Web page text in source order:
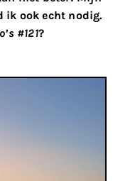
ik ook echt nodig.
#121?